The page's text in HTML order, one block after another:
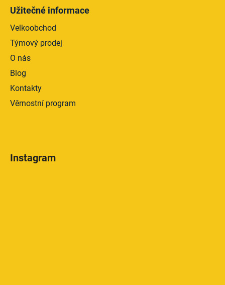
Užitečné informace
Velkoobchod
Týmový prodej
O nás
Blog
Kontakty
Věrnostní program
Instagram